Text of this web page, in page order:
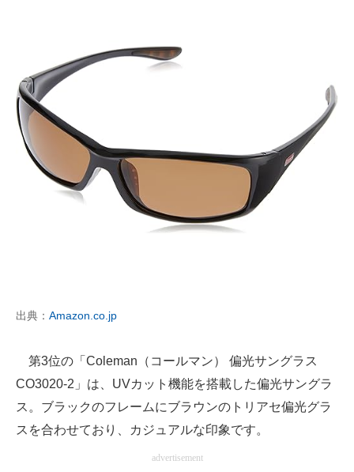
出典： Amazon.co.jp
第3位の「Coleman（コールマン） 偏光サングラス
CO3020-2」は、UVカット機能を搭載した偏光サングラ
ス。ブラックのフレームにブラウンのトリアセ偏光グラ
スを合わせており、カジュアルな印象です。
advertisement